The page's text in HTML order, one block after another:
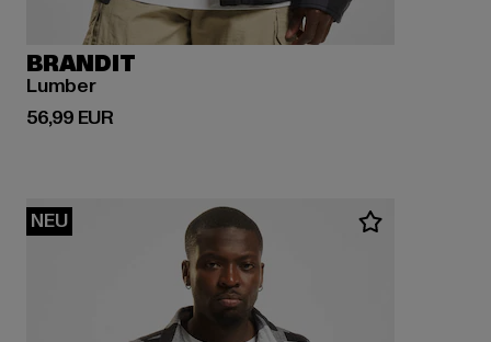
BRANDIT
Lumber
56,99 EUR
Derzeitiger Preis: 56,99 EUR
NEU